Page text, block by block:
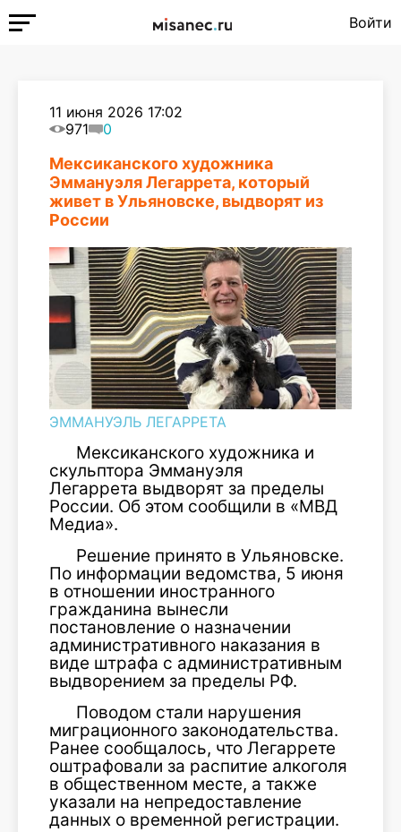
Войти
11 июня 2026 17:02
971
0
Мексиканского художника
Эммануэля Легаррета, который
живет в Ульяновске, выдворят из
России
ЭММАНУЭЛЬ ЛЕГАРРЕТА
Мексиканского художника и
скульптора Эммануэля
Легаррета выдворят за пределы
России. Об этом сообщили в «МВД
Медиа».
Решение принято в Ульяновске.
По информации ведомства, 5 июня
в отношении иностранного
гражданина вынесли
постановление о назначении
административного наказания в
виде штрафа с административным
выдворением за пределы РФ.
Поводом стали нарушения
миграционного законодательства.
Ранее сообщалось, что Легаррете
оштрафовали за распитие алкоголя
в общественном месте, а также
указали на непредоставление
данных о временной регистрации.